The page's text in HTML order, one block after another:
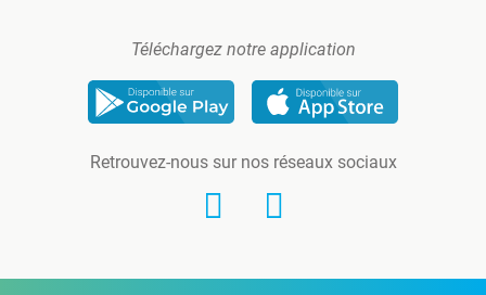
Téléchargez notre application
Retrouvez-nous sur nos réseaux sociaux